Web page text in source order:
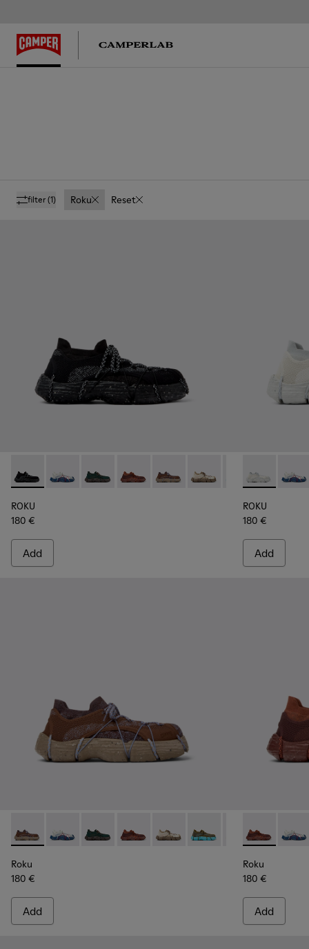
filter(1) Roku Reset
ROKU - K100953-001 - Multicolor Textile Sneakers for Men.
ROKU - K100953-014 - Multicolor Textile Sneakers
ROKU - K100953-012 - Green Sneaker for Men
ROKU - K100953-010 - Burgundy
ROKU - K100953-009 -
ROKU - K100953-008 -
ROKU -ROKU -
ROKU
180 €
Add
ROKU -
ROKU
180 €
Add
Roku - K100953-009 - Brown/Blue Sneaker for Men
Roku - K100953-014 - Multicolor Textile Sneakers
Roku - K100953-012 - Green Sneaker for Men
Roku - K100953-010 - Burgundy
Roku - K100953-008 - White,
Roku - K100953-007 -
Roku -Roku -
Roku
180 €
Add
Roku -
Roku
180 €
Add